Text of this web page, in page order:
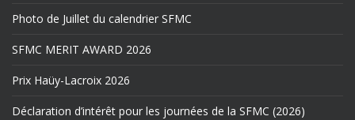
Photo de Juillet du calendrier SFMC
SFMC MERIT AWARD 2026
Prix Haüy-Lacroix 2026
Déclaration d’intérêt pour les journées de la SFMC (2026)